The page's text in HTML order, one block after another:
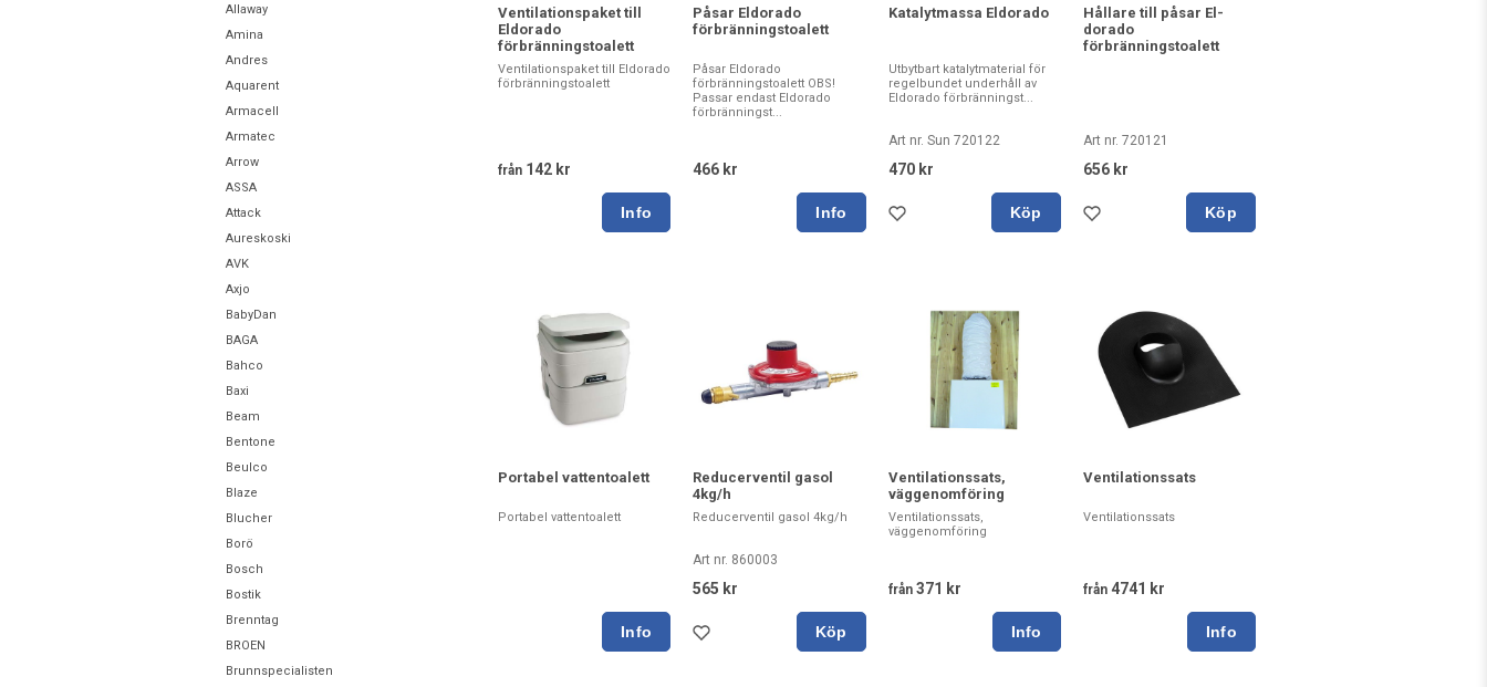
Allaway
Amina
Andres
Aquarent
Armacell
Armatec
Arrow
ASSA
Attack
Aureskoski
AVK
Axjo
BabyDan
BAGA
Bahco
Baxi
Beam
Bentone
Beulco
Blaze
Blucher
Borö
Bosch
Bostik
Brenntag
BROEN
Brunnspecialisten
Ventilationspaket till
Eldorado
förbränningstoalett
Ventilationspaket till Eldorado
förbränningstoalett
från 142 kr
Påsar Eldorado
förbränningstoalett
Påsar Eldorado
förbränningstoalett OBS!
Passar endast Eldorado
förbränningst...
466 kr
Katalytmassa Eldorado
Utbytbart katalytmaterial för
regelbundet underhåll av
Eldorado förbränningst...
Art nr. Sun 720122
470 kr
Köp
Hållare till påsar El-
dorado
förbränningstoalett
Art nr. 720121
656 kr
Köp
Portabel vattentoalett
Portabel vattentoalett
Reducerventil gasol
4kg/h
Reducerventil gasol 4kg/h
Art nr. 860003
565 kr
Köp
Ventilationssats,
väggenomföring
Ventilationssats,
väggenomföring
från371 kr
Ventilationssats
Ventilationssats
från4741 kr